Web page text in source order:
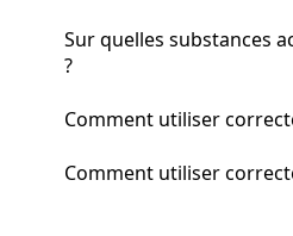
Sur quelles substances
?
Comment utiliser
Comment utiliser